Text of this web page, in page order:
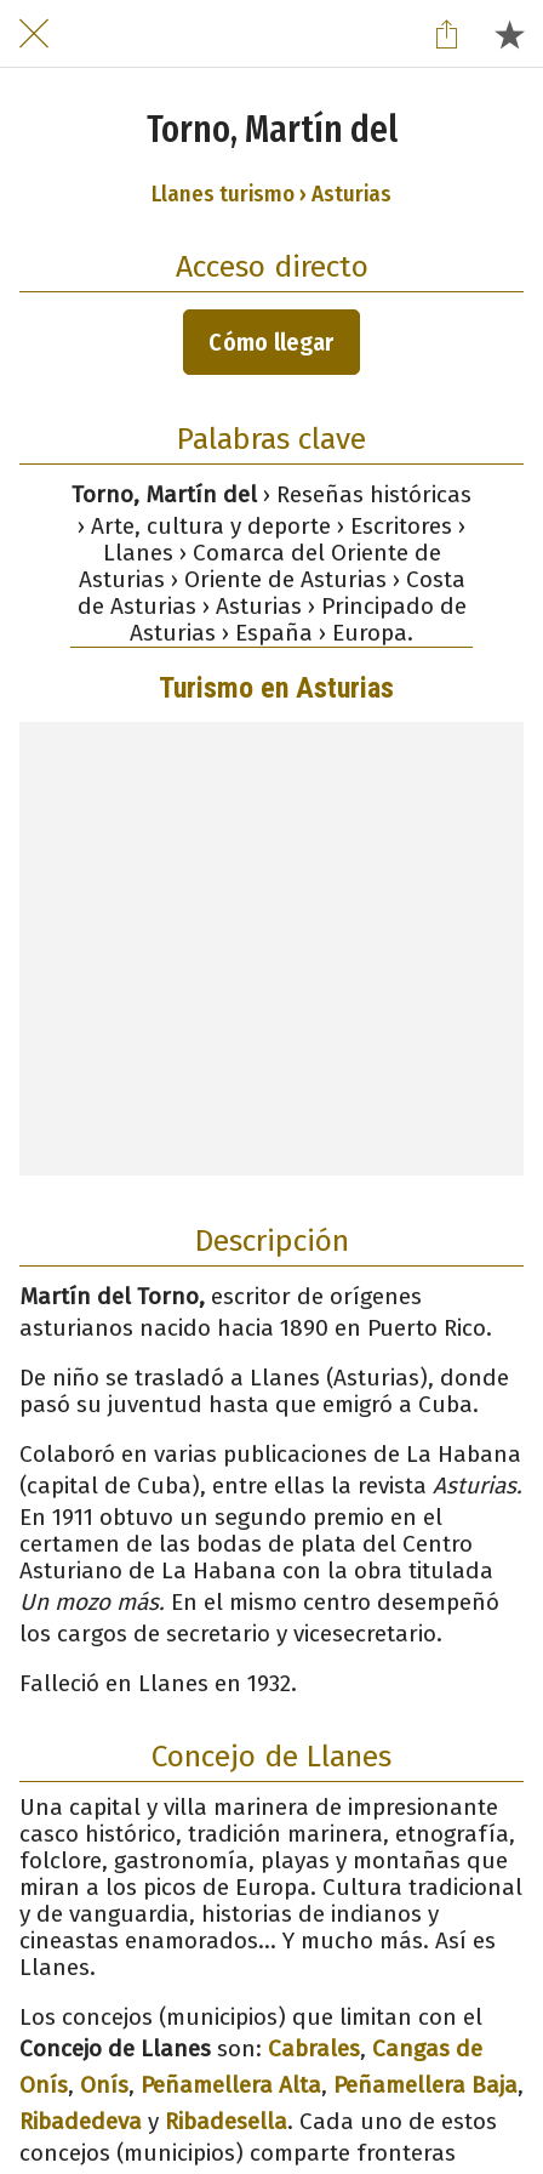
Torno, Martín del
Llanes turismo › Asturias
Acceso directo
Cómo llegar
Palabras clave
Torno, Martín del› Reseñas históricas
› Arte, cultura y deporte › Escritores ›
Llanes › Comarca del Oriente de
Asturias › Oriente de Asturias › Costa
de Asturias › Asturias › Principado de
Asturias › España › Europa.
Descripción
Martín del Torno, escritor de orígenes
asturianos nacido hacia 1890 en Puerto Rico.
De niño se trasladó a Llanes (Asturias), donde
pasó su juventud hasta que emigró a Cuba.
Colaboró en varias publicaciones de La Habana
(capital de Cuba), entre ellas la revista Asturias.
En 1911 obtuvo un segundo premio en el
certamen de las bodas de plata del Centro
Asturiano de La Habana con la obra titulada
Un mozo más. En el mismo centro desempeñó
los cargos de secretario y vicesecretario.
Falleció en Llanes en 1932.
Concejo de Llanes
Una capital y villa marinera de impresionante
casco histórico, tradición marinera, etnografía,
folclore, gastronomía, playas y montañas que
miran a los picos de Europa. Cultura tradicional
y de vanguardia, historias de indianos y
cineastas enamorados... Y mucho más. Así es
Llanes.
Los concejos (municipios) que limitan con el
Concejo de Llanes son: Cabrales, Cangas de
Onís, Onís, Peñamellera Alta, Peñamellera Baja,
Ribadedeva y Ribadesella. Cada uno de estos
concejos (municipios) comparte fronteras